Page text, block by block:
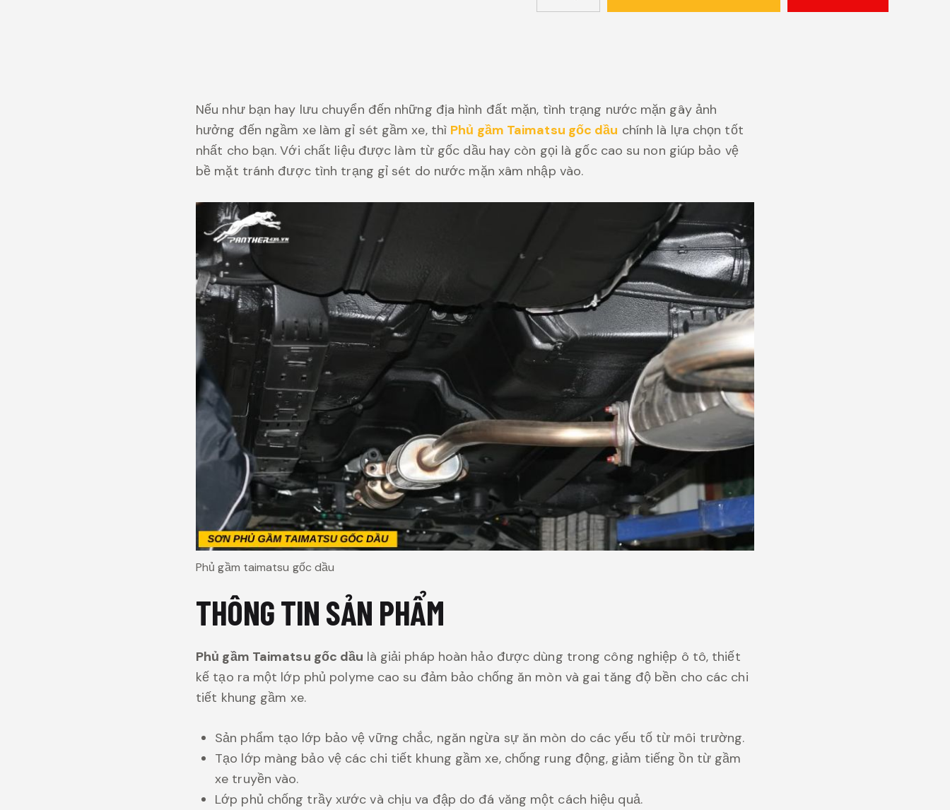
Nếu như bạn hay lưu chuyển đến những địa hình đất mặn, tình trạng nước mặn gây ảnh
hưởng đến ngầm xe làm gỉ sét gầm xe, thì Phủ gầm Taimatsu gốc dầu chính là lựa chọn tốt
nhất cho bạn. Với chất liệu được làm từ gốc dầu hay còn gọi là gốc cao su non giúp bảo vệ
bề mặt tránh được tình trạng gỉ sét do nước mặn xâm nhập vào.
Phủ gầm taimatsu gốc dầu
THÔNG TIN SẢN PHẨM
Phủ gầm Taimatsu gốc dầu là giải pháp hoàn hảo được dùng trong công nghiệp ô tô, thiết
kế tạo ra một lớp phủ polyme cao su đảm bảo chống ăn mòn và gai tăng độ bền cho các chi
tiết khung gầm xe.
Sản phẩm tạo lớp bảo vệ vững chắc, ngăn ngừa sự ăn mòn do các yếu tố từ môi trường.
Tạo lớp màng bảo vệ các chi tiết khung gầm xe, chống rung động, giảm tiếng ồn từ gầm
xe truyền vào.
Lớp phủ chống trầy xước và chịu va đập do đá văng một cách hiệu quả.